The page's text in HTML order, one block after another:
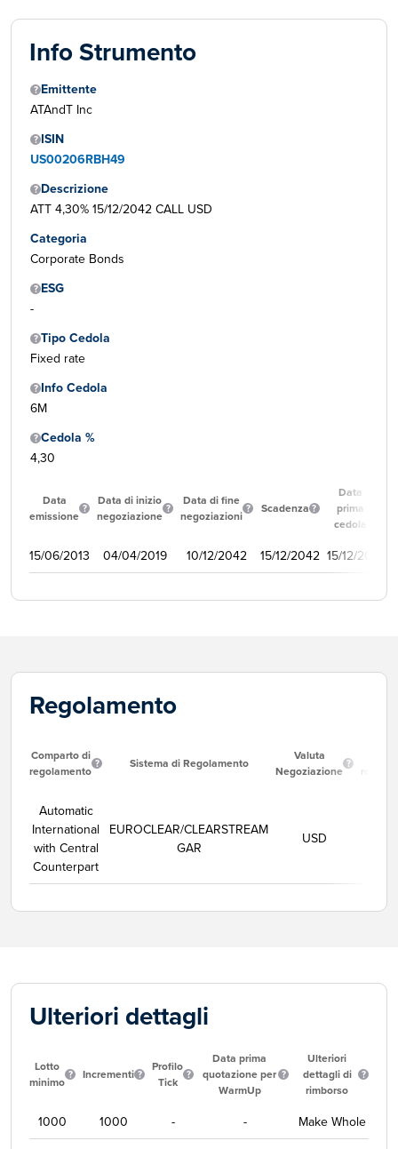
Info Strumento
Emittente
ATAndT Inc
ISIN
US00206RBH49
Descrizione
ATT 4,30% 15/12/2042 CALL USD
Categoria
Corporate Bonds
ESG
-
Tipo Cedola
Fixed rate
Info Cedola
6M
Cedola %
4,30
Data
emissione
Data di inizio
negoziazione
Data di fine
negoziazioni
Scadenza
Data
prima
cedola
15/06/2013 04/04/2019 10/12/2042 15/12/2042 15/12/2013
Regolamento
Comparto di
regolamento
Sistema di Regolamento
Valuta
Negoziazione
Automatic
International
with Central
Counterpart
EUROCLEAR/CLEARSTREAM
GAR
USD
Ulteriori dettagli
Lotto
minimo
Incrementi
Profilo
Tick
Data prima
quotazione per
WarmUp
Ulteriori
dettagli di
rimborso
1000 1000 - - Make Whole